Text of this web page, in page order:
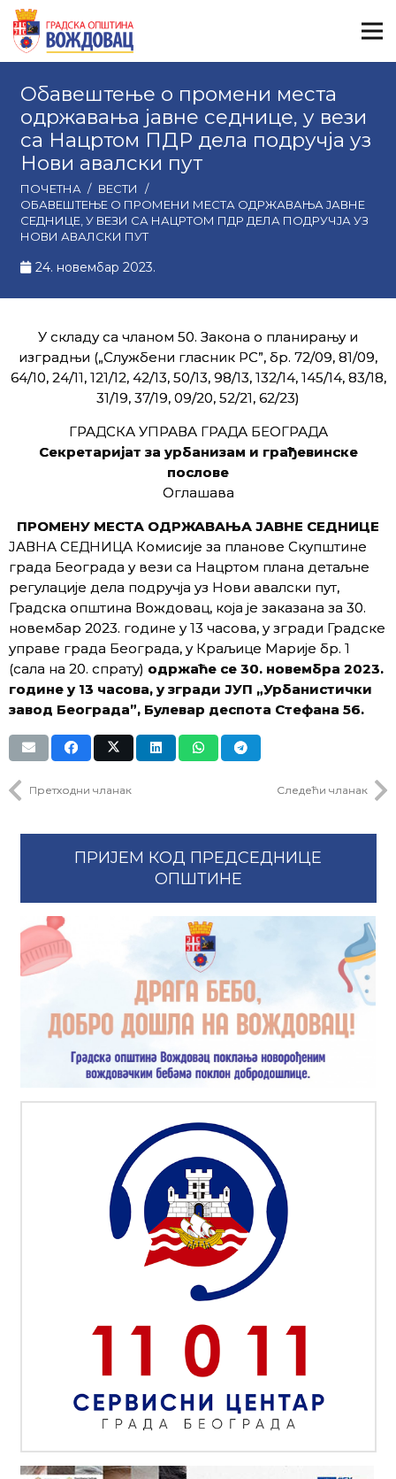
Обавештење о промени места
одржавања јавне седнице, у вези
са Нацртом ПДР дела подручја уз
Нови авалски пут
ПОЧЕТНА / ВЕСТИ
/
ОБАВЕШТЕЊЕ О ПРОМЕНИ МЕСТА ОДРЖАВАЊА ЈАВНЕ
СЕДНИЦЕ, У ВЕЗИ СА НАЦРТОМ ПДР ДЕЛА ПОДРУЧЈА УЗ
НОВИ АВАЛСКИ ПУТ
24. новембар 2023.
У складу са чланом 50. Закона о планирању и
изградњи („Службени гласник РС”, бр. 72/09, 81/09,
64/10, 24/11, 121/12, 42/13, 50/13, 98/13, 132/14, 145/14, 83/18,
31/19, 37/19, 09/20, 52/21, 62/23)
ГРАДСКА УПРАВА ГРАДА БЕОГРАДА
Секретаријат за урбанизам и грађевинске
послове
Оглашава
ПРОМЕНУ МЕСТА ОДРЖАВАЊА ЈАВНЕ СЕДНИЦЕ
ЈАВНА СЕДНИЦА Комисије за планове Скупштине
града Београда у вези са Нацртом плана детаљне
регулације дела подручја уз Нови авалски пут,
Градска општина Вождовац, која је заказана за 30.
новембар 2023. године у 13 часова, у згради Градске
управе града Београда, у Краљице Марије бр. 1
(сала на 20. спрату) одржаће се 30. новембра 2023.
године у 13 часова, у згради ЈУП „Урбанистички
завод Београда”, Булевар деспота Стефана 56.
Претходни чланак Следећи чланак
ПРИЈЕМ КОД ПРЕДСЕДНИЦЕ
ОПШТИНЕ